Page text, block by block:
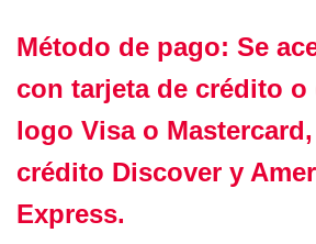
Método de pago: Se
con tarjeta de crédito
logo Visa o
crédito Discover y
Express.